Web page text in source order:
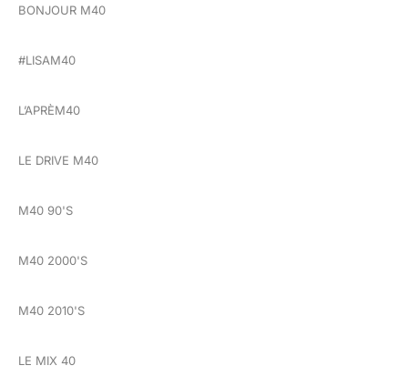
BONJOUR M40
#LISAM40
L’APRÈM40
LE DRIVE M40
M40 90'S
M40 2000'S
M40 2010'S
LE MIX 40